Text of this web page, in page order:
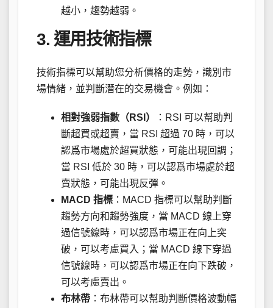
越小，趨勢越弱。
3. 運用技術指標
技術指標可以幫助您分析價格的走勢，識別市
場情緒，並判斷潛在的交易機會。例如：
相對強弱指數（RSI）
：RSI 可以幫助判
斷超買或超賣，當 RSI 超過 70 時，可以
認爲市場處於超買狀態，可能出現回調；
當 RSI 低於 30 時，可以認爲市場處於超
賣狀態，可能出現反彈。
MACD 指標 ：MACD 指標可以幫助判斷
趨勢方向和趨勢強度，當 MACD 線上穿
過信號線時，可以認爲市場正在向上突
破，可以考慮買入；當 MACD 線下穿過
信號線時，可以認爲市場正在向下跌破，
可以考慮賣出。
布林帶 ：布林帶可以幫助判斷價格波動幅